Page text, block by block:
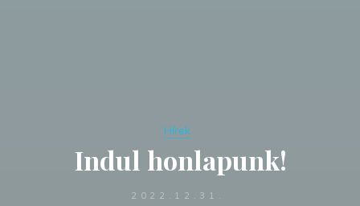
Hírek
Indul honlapunk!
2022.12.31.